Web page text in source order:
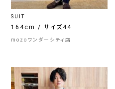
SUIT
164cm / サイズ44
mozoワンダーシティ店